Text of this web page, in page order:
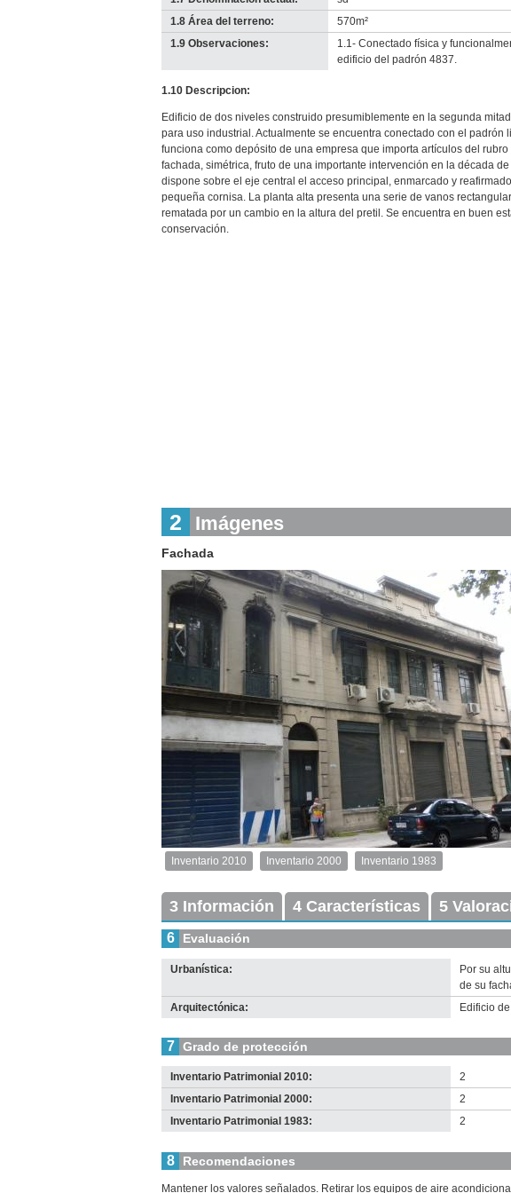
1.8 Área del terreno:
570m²
1.9 Observaciones:
1.1- Conectado física y
edificio del padrón 4837.
1.10 Descripcion:
Edificio de dos niveles construido presumiblemente en la segunda
para uso industrial. Actualmente se encuentra conectado con el padrón
funciona como depósito de una empresa que importa artículos del rubro
fachada, simétrica, fruto de una importante intervención en la década
dispone sobre el eje central el acceso principal, enmarcado y
pequeña cornisa. La planta alta presenta una serie de vanos
rematada por un cambio en la altura del pretil. Se encuentra en buen
conservación.
2 Imágenes
Fachada
Inventario
Exterior
Descargar
imagen
original
Inventario 2010
1de1
Inventario 2000
Inventario 1983
3 Información 4 Características 5
6 Evaluación
Urbanística:
Por su
de su
Arquitectónica:
Edificio
7 Grado de protección
Inventario Patrimonial 2010:
2
Inventario Patrimonial 2000:
2
Inventario Patrimonial 1983:
2
8 Recomendaciones
Mantener los valores señalados. Retirar los equipos de aire